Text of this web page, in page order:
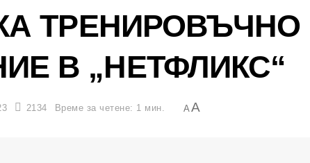
ТРЕНИРОВЪЧНО
В „НЕТФЛИКС“
2134 Време за четене: 1 мин. AA